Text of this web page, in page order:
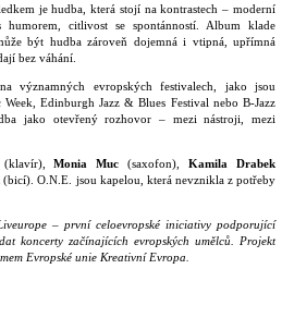
je hudba, která stojí na kontrastech – moderní
citlivost se spontánností. Album klade
být hudba zároveň dojemná i vtipná, upřímná
bez váhání.
významných evropských festivalech, jako jsou
Edinburgh Jazz & Blues Festival nebo B-Jazz
jako otevřený rozhovor – mezi nástroji, mezi
Monia Muc (saxofon),Kamila Drabek
(bicí). O.N.E. jsou kapelou, která nevznikla z potřeby
– první celoevropské iniciativy podporující
koncerty začínajících evropských umělců. Projekt
Evropské unie Kreativní Evropa.